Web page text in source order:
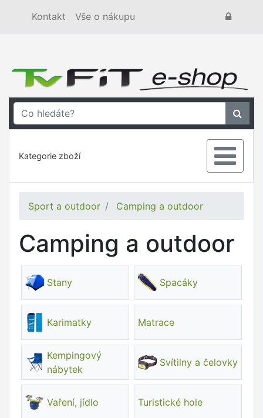
Kontakt Vše o nákupu
Kategorie zboží
Sport a outdoor Camping a outdoor
Camping a outdoor
Stany Spacáky
Karimatky Matrace
Kempingový
nábytek
Svítilny a čelovky
Vaření, jídlo Turistické hole